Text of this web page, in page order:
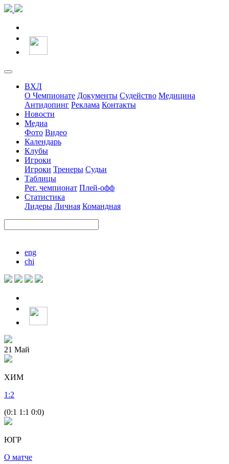
ВХЛ
О Чемпионате Документы Судейство Медицина
Антидопинг Реклама Контакты
Новости
Медиа
Фото Видео
Календарь
Клубы
Игроки
Игроки Тренеры Судьи
Таблицы
Рег. чемпионат Плей-офф
Статистика
Лидеры Личная Командная
eng
chi
21 Май
ХИМ
1 :2
(0:1 1:1 0:0)
ЮГР
О матче